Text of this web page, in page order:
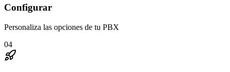
Configurar
Personaliza las opciones de tu PBX
04